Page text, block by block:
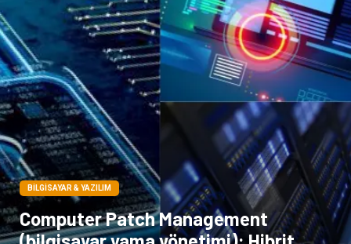
BILGISAYAR & YAZILIM
Computer Patch Management